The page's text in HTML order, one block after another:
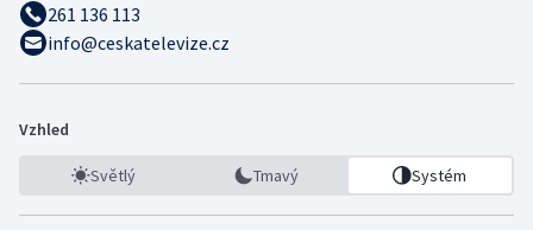
261 136 113
info@ceskatelevize.cz
Vzhled
Světlý Tmavý Systém